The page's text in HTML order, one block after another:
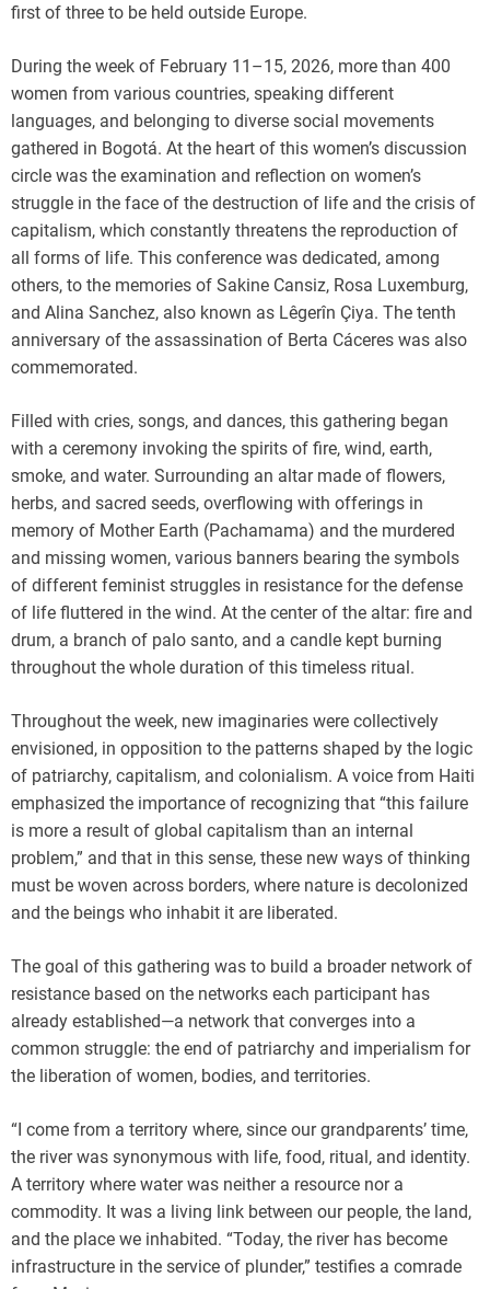
first of three to be held outside Europe.
During the week of February 11–15, 2026, more than 400
women from various countries, speaking different
languages, and belonging to diverse social movements
gathered in Bogotá. At the heart of this women’s discussion
circle was the examination and reflection on women’s
struggle in the face of the destruction of life and the crisis of
capitalism, which constantly threatens the reproduction of
all forms of life. This conference was dedicated, among
others, to the memories of Sakine Cansiz, Rosa Luxemburg,
and Alina Sanchez, also known as Lêgerîn Çiya. The tenth
anniversary of the assassination of Berta Cáceres was also
commemorated.
Filled with cries, songs, and dances, this gathering began
with a ceremony invoking the spirits of fire, wind, earth,
smoke, and water. Surrounding an altar made of flowers,
herbs, and sacred seeds, overflowing with offerings in
memory of Mother Earth (Pachamama) and the murdered
and missing women, various banners bearing the symbols
of different feminist struggles in resistance for the defense
of life fluttered in the wind. At the center of the altar: fire and
drum, a branch of palo santo, and a candle kept burning
throughout the whole duration of this timeless ritual.
Throughout the week, new imaginaries were collectively
envisioned, in opposition to the patterns shaped by the logic
of patriarchy, capitalism, and colonialism. A voice from Haiti
emphasized the importance of recognizing that “this failure
is more a result of global capitalism than an internal
problem,” and that in this sense, these new ways of thinking
must be woven across borders, where nature is decolonized
and the beings who inhabit it are liberated.
The goal of this gathering was to build a broader network of
resistance based on the networks each participant has
already established—a network that converges into a
common struggle: the end of patriarchy and imperialism for
the liberation of women, bodies, and territories.
“I come from a territory where, since our grandparents’ time,
the river was synonymous with life, food, ritual, and identity.
A territory where water was neither a resource nor a
commodity. It was a living link between our people, the land,
and the place we inhabited. “Today, the river has become
infrastructure in the service of plunder,” testifies a comrade